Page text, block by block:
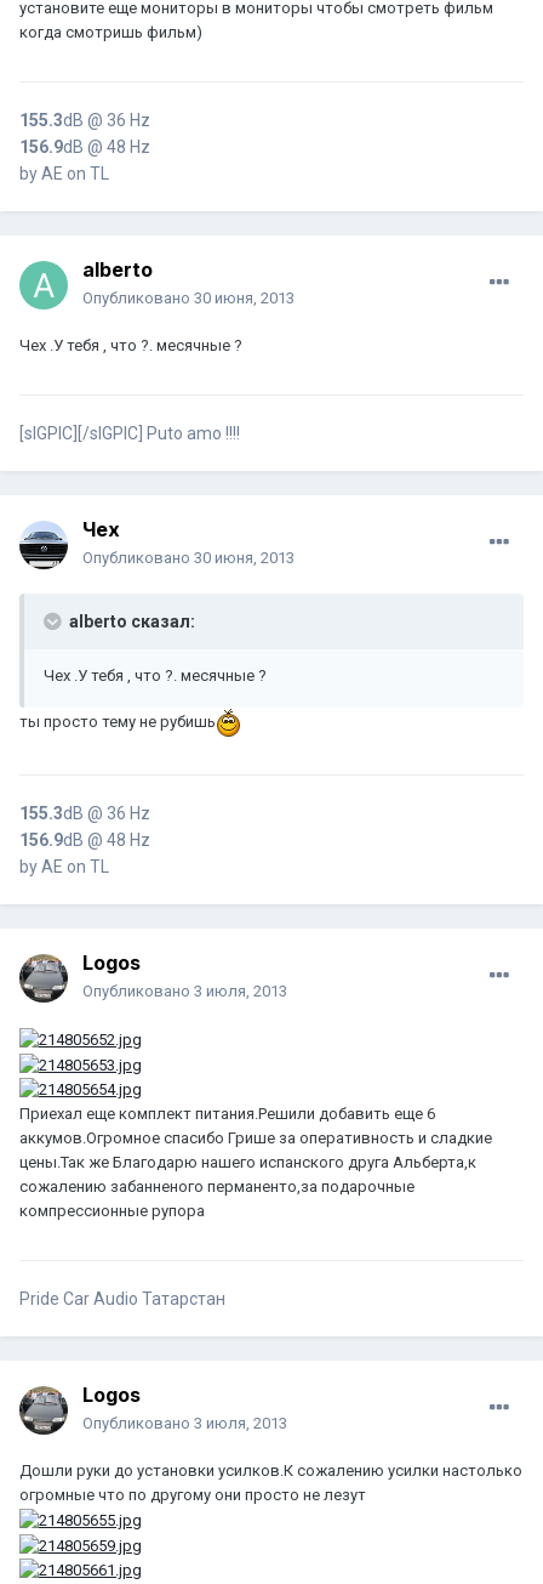
установите еще мониторы в мониторы чтобы смотреть фильм
когда смотришь фильм)
155.3dB @ 36 Hz
156.9dB @ 48 Hz
by AE on TL
alberto
Опубликовано 30 июня, 2013
Чех .У тебя , что ?. месячные ?
[sIGPIC][/sIGPIC] Puto amo !!!!
Чех
Опубликовано 30 июня, 2013
alberto сказал:
Чех .У тебя , что ?. месячные ?
ты просто тему не рубишь
155.3dB @ 36 Hz
156.9dB @ 48 Hz
by AE on TL
Logos
Опубликовано 3 июля, 2013
Приехал еще комплект питания.Решили добавить еще 6
аккумов.Огромное спасибо Грише за оперативность и сладкие
цены.Так же Благодарю нашего испанского друга Альберта,к
сожалению забанненого перманенто,за подарочные
компрессионные рупора
Pride Car Audio Татарстан
Logos
Опубликовано 3 июля, 2013
Дошли руки до установки усилков.К сожалению усилки настолько
огромные что по другому они просто не лезут